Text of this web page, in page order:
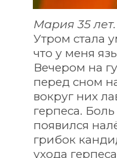
Мария 35 лет.
Утром стала
что у меня
Вечером на
перед сном
вокруг них
герпеса.
появился
грибок
ухода